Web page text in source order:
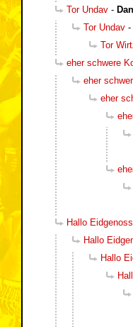
Tor Undav -
Tor Undav -
Tor
eher schwere
eher
eher
Hallo
Hallo
Hallo